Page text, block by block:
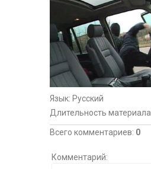
Язык: Русский
Длительность материала
Всего комментариев: 0
Комментарий: